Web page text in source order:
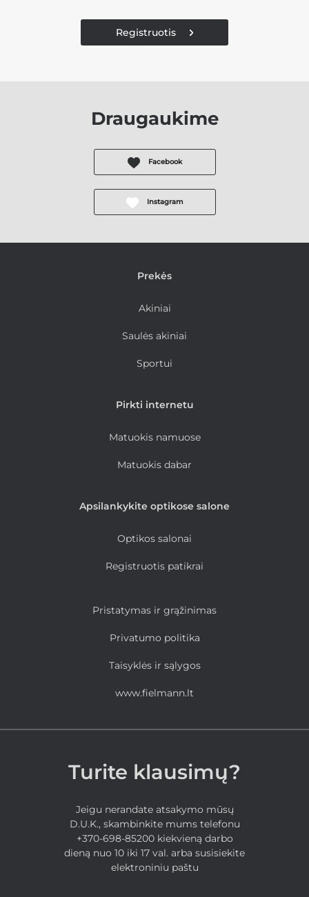
Registruotis
Draugaukime
Facebook
Instagram
Prekės
Akiniai
Saulės akiniai
Sportui
Pirkti internetu
Matuokis namuose
Matuokis dabar
Apsilankykite optikose salone
Optikos salonai
Registruotis patikrai
Pristatymas ir grąžinimas
Privatumo politika
Taisyklės ir sąlygos
www.fielmann.lt
Turite klausimų?
Jeigu nerandate atsakymo mūsų
D.U.K., skambinkite mums telefonu
+370-698-85200 kiekvieną darbo
dieną nuo 10 iki 17 val. arba susisiekite
elektroniniu paštu